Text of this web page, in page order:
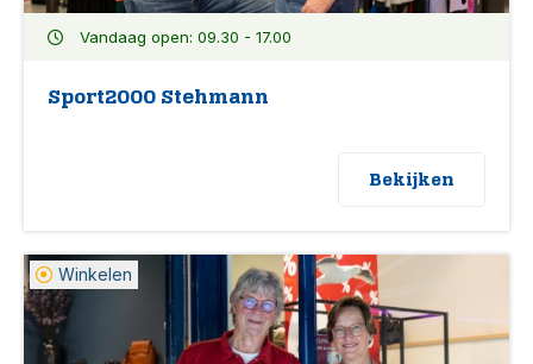
Vandaag open: 09.30 - 17.00
Sport2000 Stehmann
Bekijken
Winkelen